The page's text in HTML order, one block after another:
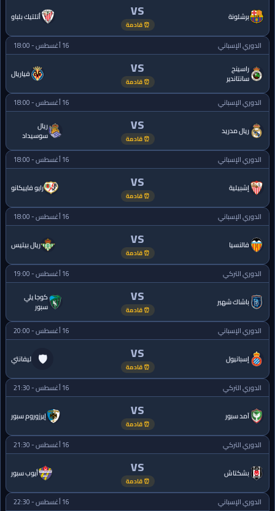
برشلونة VS
⏰ قادمة
أتلتيك بلباو
الدوري الإسباني
16 أغسطس - 18:00
راسينج
سانتاندير
VS
⏰ قادمة
فياريال
الدوري الإسباني 16 أغسطس - 18:00
ريال مدريد VS
⏰ قادمة
ريال
سوسيداد
الدوري الإسباني
16 أغسطس - 18:00
إشبيلية VS
⏰ قادمة
رايو فاييكانو
الدوري الإسباني 16 أغسطس - 18:00
فالنسيا VS
⏰ قادمة
ريال بيتيس
الدوري التركي 16 أغسطس - 19:00
باشاك شهير VS
⏰ قادمة
كوجا يلي
سبور
الدوري الإسباني
16 أغسطس - 20:00
إسبانيول VS
⏰ قادمة
ليفانتي 🛡
الدوري التركي 16 أغسطس - 21:30
آمد سبور VS
⏰ قادمة
إيرزوروم سبور
الدوري التركي 16 أغسطس - 21:30
بشكتاش VS
⏰ قادمة
أيوب سبور
الدوري الإسباني 16 أغسطس - 22:30